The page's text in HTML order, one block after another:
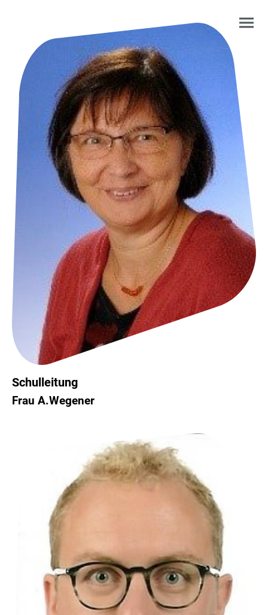
Schulleitung
Frau A.Wegener